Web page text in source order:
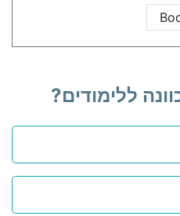
ללימודים?